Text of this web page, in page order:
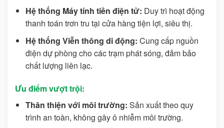
Hệ thống Máy tính tiền điện tử: Duy trì hoạt động
thanh toán trơn tru tại cửa hàng tiện lợi, siêu thị.
Hệ thống Viễn thông di động: Cung cấp nguồn
điện dự phòng cho các trạm phát sóng, đảm bảo
chất lượng liên lạc.
Ưu điểm vượt trội:
Thân thiện với môi trường: Sản xuất theo quy
trình an toàn, không gây ô nhiễm môi trường.